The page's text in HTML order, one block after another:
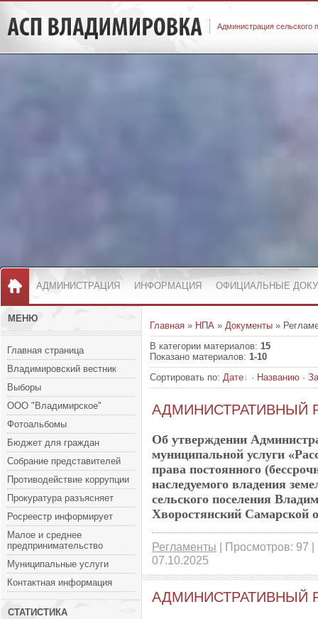
Администрация сельского
АДМИНИСТРАЦИЯ ИНФОРМАЦИЯ ОФИЦИАЛЬНЫЕ
МЕНЮ
Главная страница
Владимировский вестник
Выборы
ООО "Владимирское"
Фотоальбомы
Бюджет для граждан
Собрание представителей
Противодействие коррупции
Прокуратура разъясняет
Росреестр информирует
Малое и среднее
предпринимательство
Муниципальные услуги
Контактная информация
СТАТИСТИКА
Главная » НПА » Документы »
В категории материалов: 15
Показано материалов: 1-10
Сортировать по: Дате · Названию ·
АДМИНИСТРАТИВНЫЙ
Об утверждении
муниципальной услуги
права постоянного
наследуемого владения
сельского поселения
Хворостянский Самарской
Регламенты | Просмотров: 97 |
07.10.2025
АДМИНИСТРАТИВНЫЙ